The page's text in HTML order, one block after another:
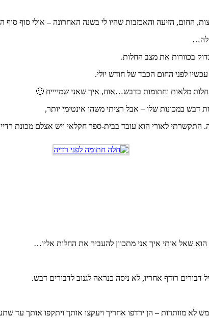
החום, הזיעה והאכזבות שהיו לי בשנה האחרונה – אולי סוף סוף
בכוורות את מצב החלות.
דבש במכונות שלו – אבל רציתי משהו אינטימי יותר,
לאורי הוא עובד בבית-ספר חקלאי ויש אצלם מכונת
שאל אותי איך אני מתכוון להעביר את החלות אליו…
רודף אחריו, לא ניסה כנראה לגנוב לדבורים דבש.
לא מוותרות – הן ירדפו אחריך ויעקצו אותך ויתקפו אותך עד